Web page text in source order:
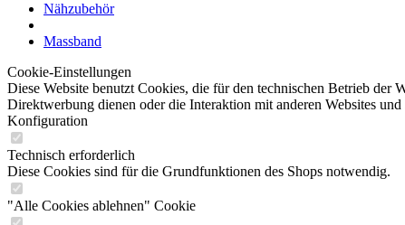
Nähzubehör
Massband
Cookie-Einstellungen
Diese Website benutzt Cookies, die für den technischen Betrieb der
Direktwerbung dienen oder die Interaktion mit anderen Websites
Konfiguration
Technisch erforderlich
Diese Cookies sind für die Grundfunktionen des Shops notwendig.
"Alle Cookies ablehnen" Cookie